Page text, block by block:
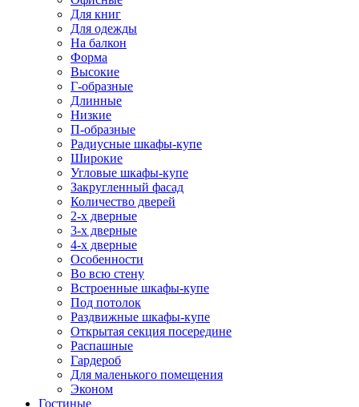
Для книг
Для одежды
На балкон
Форма
Высокие
Г-образные
Длинные
Низкие
П-образные
Радиусные шкафы-купе
Широкие
Угловые шкафы-купе
Закругленный фасад
Количество дверей
2-х дверные
3-х дверные
4-х дверные
Особенности
Во всю стену
Встроенные шкафы-купе
Под потолок
Раздвижные шкафы-купе
Открытая секция посередине
Распашные
Гардероб
Для маленького помещения
Эконом
Гостиные